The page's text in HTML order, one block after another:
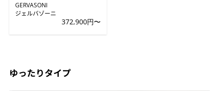
GERVASONI
ジェルバゾーニ
372,900円〜
ゆったりタイプ